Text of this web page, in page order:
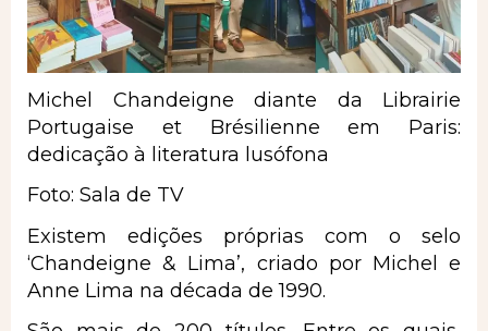
Michel Chandeigne diante da Librairie
Portugaise et Brésilienne em Paris:
dedicação à literatura lusófona
Foto: Sala de TV
Existem edições próprias com o selo
‘Chandeigne & Lima’, criado por Michel e
Anne Lima na década de 1990.